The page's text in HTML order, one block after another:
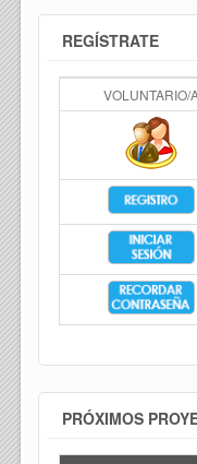
REGÍSTRATE
VOLUNTARIO/
PRÓXIMOS